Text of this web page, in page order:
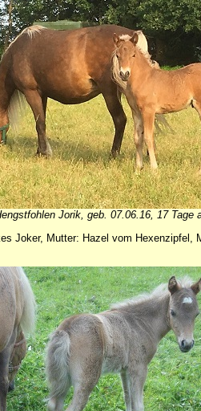
Jorik, geb. 07.06.16, 17 Tage
Joker, Mutter: Hazel vom Hexenzipfel,